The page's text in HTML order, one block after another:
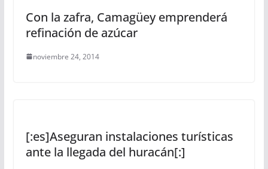
Con la zafra, Camagüey emprenderá
refinación de azúcar
noviembre 24, 2014
[:es]Aseguran instalaciones turísticas
ante la llegada del huracán[:]